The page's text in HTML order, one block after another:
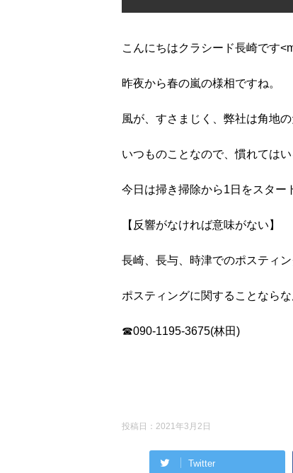
こんにちはクラシード長崎です
昨夜から春の嵐の様相ですね。
風が、すさまじく、弊社は角地
いつものことなので、慣れてはい
今日は掃き掃除から1日をスター
【反響がなければ意味がない】
長崎、長与、時津でのポスティ
ポスティングに関することなら
☎090-1195-3675(林田)
投稿日： 2021年3月2日
Twitter